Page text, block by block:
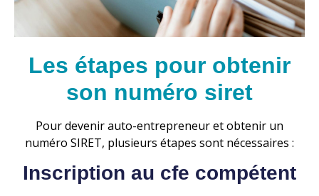
Les étapes pour obtenir
son numéro siret
Pour devenir auto-entrepreneur et obtenir un
numéro SIRET, plusieurs étapes sont nécessaires :
Inscription au cfe compétent